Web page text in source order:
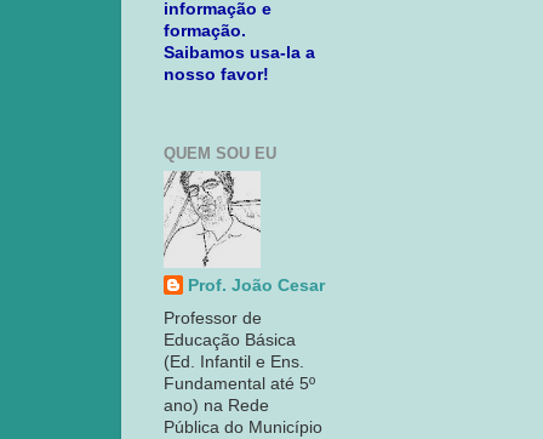
informação e
formação.
Saibamos usa-la a
nosso favor!
QUEM SOU EU
Prof. João Cesar
Professor de
Educação Básica
(Ed. Infantil e Ens.
Fundamental até 5º
ano) na Rede
Pública do Município